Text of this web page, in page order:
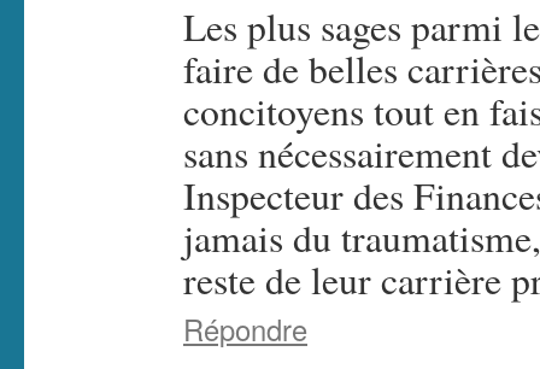
Les plus sages parmi
faire de belles
concitoyens tout en
sans nécessairement
Inspecteur des
jamais du
reste de leur carrière
Répondre